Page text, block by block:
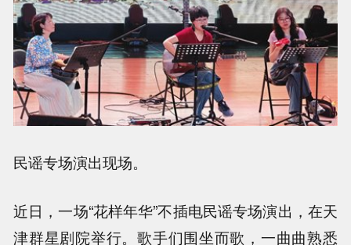
民谣专场演出现场。
近日，一场“花样年华”不插电民谣专场演出，在天
津群星剧院举行。歌手们围坐而歌，一曲曲熟悉